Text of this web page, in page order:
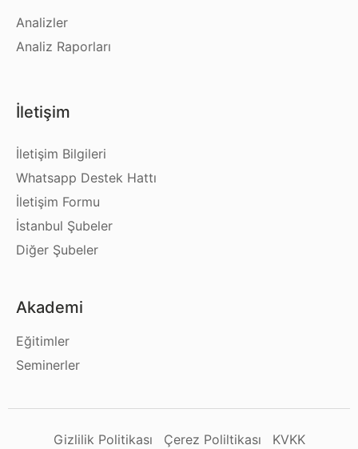
Analizler
Analiz Raporları
İletişim
İletişim Bilgileri
Whatsapp Destek Hattı
İletişim Formu
İstanbul Şubeler
Diğer Şubeler
Akademi
Eğitimler
Seminerler
Gizlilik Politikası Çerez Poliltikası
KVKK